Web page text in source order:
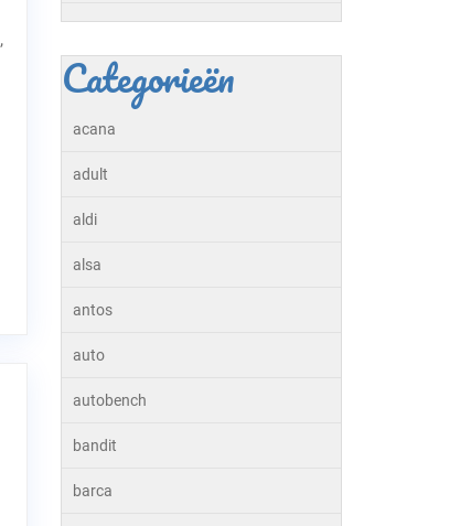
,
Categorieën
acana
adult
aldi
alsa
antos
auto
autobench
bandit
barca